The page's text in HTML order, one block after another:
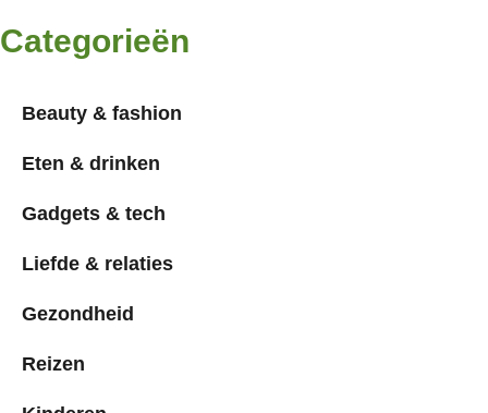
Categorieën
Beauty & fashion
Eten & drinken
Gadgets & tech
Liefde & relaties
Gezondheid
Reizen